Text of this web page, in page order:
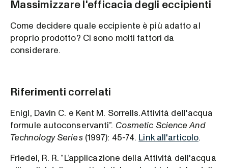
Massimizzare l'efficacia degli eccipienti
Come decidere quale eccipiente è più adatto al
proprio prodotto? Ci sono molti fattori da
considerare.
Riferimenti correlati
Enigl, Davin C. e Kent M. Sorrells.Attività dell'acqua
formule autoconservanti”. Cosmetic Science And
Technology Series(1997): 45-74. Link all'articolo.
Friedel, R. R. “L’applicazione della Attività dell'acqua